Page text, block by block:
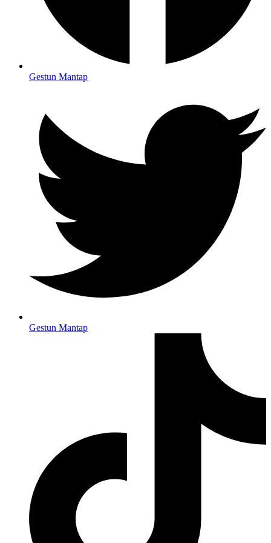
Gestun Mantap
Gestun Mantap